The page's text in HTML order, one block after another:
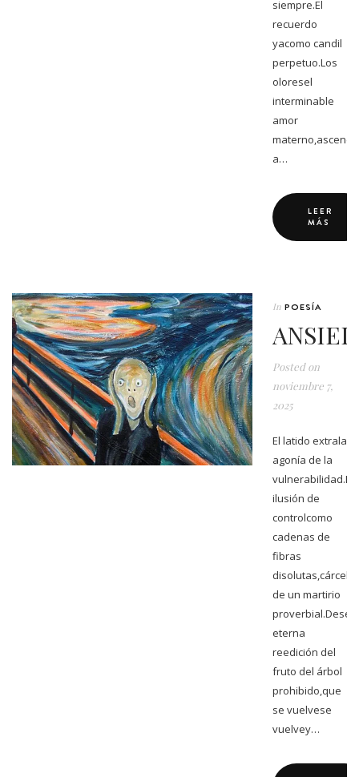
siempre.El
recuerdo
yacomo candil
perpetuo.Los
oloresel
interminable
amor
a…
LEER
MÁS
In POESÍA
Posted on
noviembre 7,
2025
El latido extrala
agonía de la
vulnerabilidad.La
ilusión de
controlcomo
cadenas de
fibras
disolutas,cárcel
de un martirio
eterna
reedición del
fruto del árbol
prohibido,que
se vuelvese
vuelvey…